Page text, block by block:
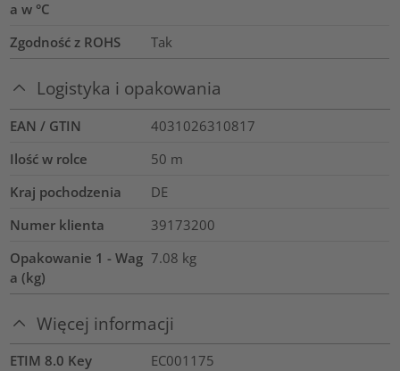
a w °C
Zgodność z ROHS Tak
Logistyka i opakowania
EAN / GTIN
4031026310817
Ilość w rolce
50 m
Kraj pochodzenia
DE
Numer klienta
39173200
Opakowanie 1 - Wag
a (kg)
7.08 kg
Więcej informacji
ETIM 8.0 Key
EC001175